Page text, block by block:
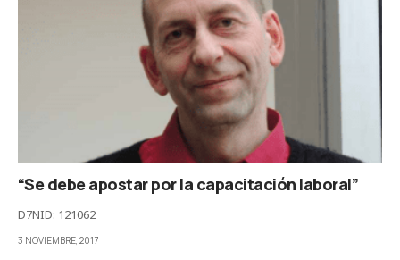
“Se debe apostar por la capacitación laboral”
D7NID: 121062
3 NOVIEMBRE, 2017